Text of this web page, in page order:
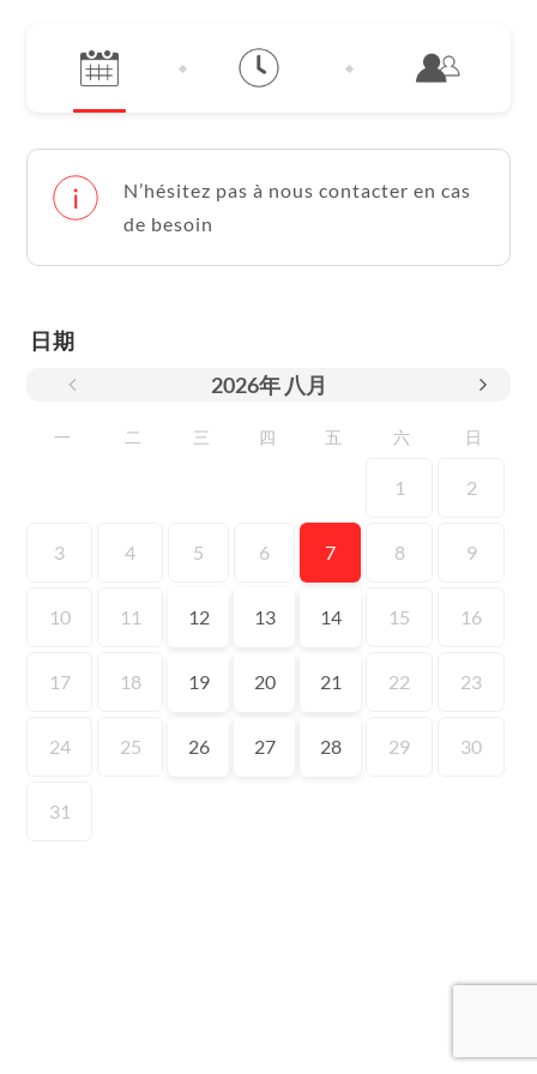
N’hésitez pas à nous contacter en cas
de besoin
日期
2026年 八月
一 二 三 四 五 六 日
1 2
3 4 5 6 7 8 9
10 11 12 13 14 15 16
17 18 19 20 21 22 23
24 25 26 27 28 29 30
31